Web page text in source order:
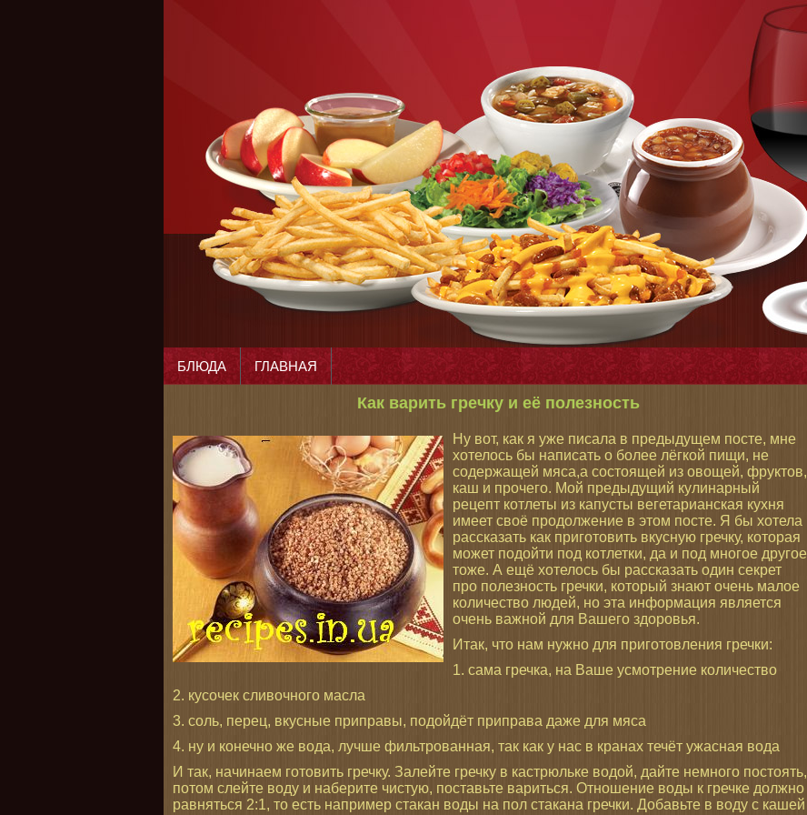
БЛЮДА ГЛАВНАЯ
Как варить гречку и её полезность
Ну вот, как я уже писала в предыдущем посте, мне
хотелось бы написать о более лёгкой пищи, не
содержащей мяса,а состоящей из овощей, фруктов,
каш и прочего. Мой предыдущий кулинарный
рецепт котлеты из капусты вегетарианская кухня
имеет своё продолжение в этом посте. Я бы хотела
рассказать как приготовить вкусную гречку, которая
может подойти под котлетки, да и под многое другое
тоже. А ещё хотелось бы рассказать один секрет
про полезность гречки, который знают очень малое
количество людей, но эта информация является
очень важной для Вашего здоровья.
Итак, что нам нужно для приготовления гречки:
1. сама гречка, на Ваше усмотрение количество
2. кусочек сливочного масла
3. соль, перец, вкусные приправы, подойдёт приправа даже для мяса
4. ну и конечно же вода, лучше фильтрованная, так как у нас в кранах течёт ужасная вода
И так, начинаем готовить гречку. Залейте гречку в кастрюльке водой, дайте немного постоять,
потом слейте воду и наберите чистую, поставьте вариться. Отношение воды к гречке должно
равняться 2:1, то есть например стакан воды на пол стакана гречки. Добавьте в воду с кашей